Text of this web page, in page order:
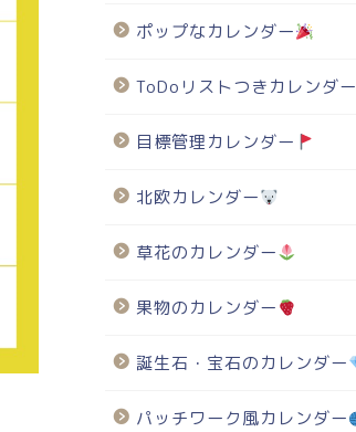
ポップなカレンダー
ToDoリストつきカレンダー
目標管理カレンダー
北欧カレンダー
草花のカレンダー
果物のカレンダー
誕生石・宝石のカレンダー
パッチワーク風カレンダー